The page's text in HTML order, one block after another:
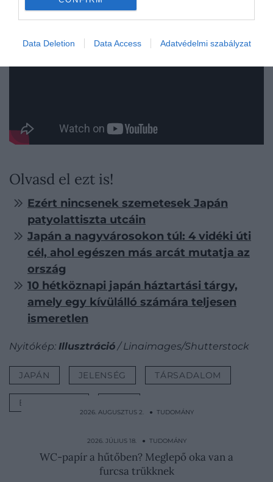
Data Deletion Data Access Adatvédelmi szabályzat
kivételesek, hanem egyre inkább a modern élet
egyik lehetséges kimenetei.
Olvasd el ezt is!
Ezért nincsenek szemetesek Japán
patyolattiszta utcáin
Japán a nagyvárosokon túl: 4 vidéki úti
cél, ahol egészen más arcát mutatja az
ország
10 hétköznapi japán háztartási tárgy,
amely egy kívülálló számára teljesen
ismeretlen
Nyitókép: Illusztráció/ Linaimages/Shutterstock
JAPÁN JELENSÉG TÁRSADALOM
ELSZIGETELT
2026. AUGUSZTUS 2. ● TUDOMÁNY
hüllők és az…
2026. JÚLIUS 18. ● TUDOMÁNY
WC-papír a hűtőben? Meglepő oka van a
furcsa trükknek